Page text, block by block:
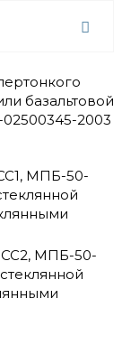
базальтовой
02500345-2003
МПБ-50-
МПБ-50-